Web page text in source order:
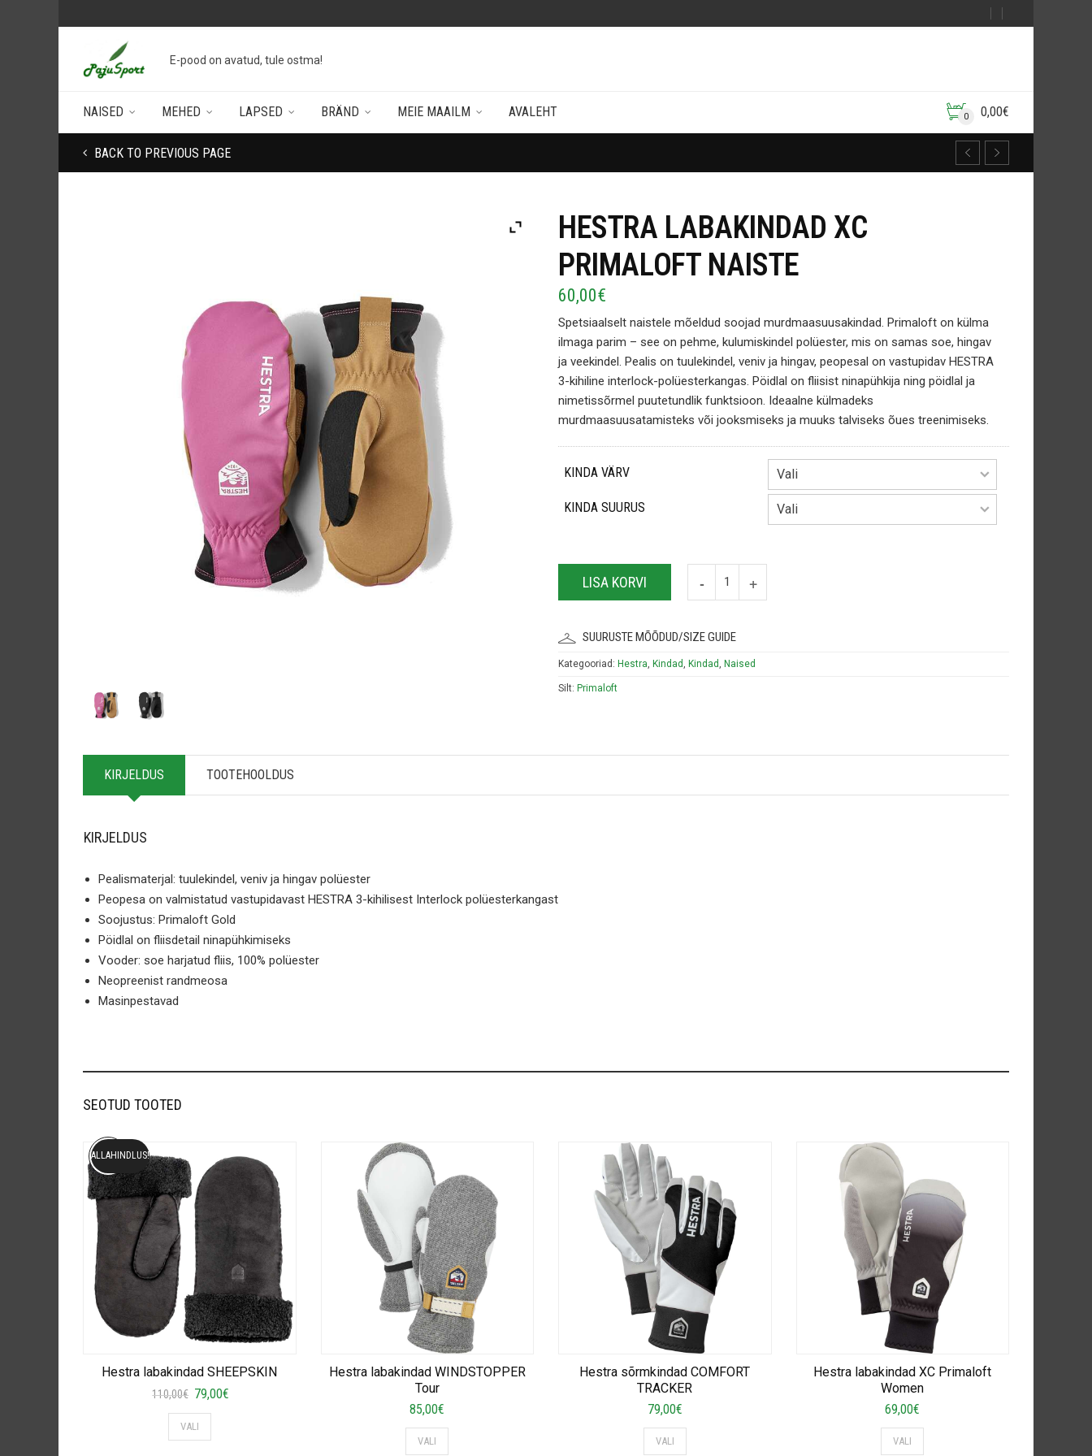
E-pood on avatud, tule ostma!
NAISED MEHED LAPSED BRÄND MEIE MAAILM AVALEHT 0 0,00€
BACK TO PREVIOUS PAGE
HESTRA LABAKINDAD XC
PRIMALOFT NAISTE
60,00€
Spetsiaalselt naistele mõeldud soojad murdmaasuusakindad. Primaloft on külma
ilmaga parim – see on pehme, kulumiskindel polüester, mis on samas soe, hingav
ja veekindel. Pealis on tuulekindel, veniv ja hingav, peopesal on vastupidav HESTRA
3-kihiline interlock-polüesterkangas. Pöidlal on fliisist ninapühkija ning pöidlal ja
nimetissõrmel puutetundlik funktsioon. Ideaalne külmadeks
murdmaasuusatamisteks või jooksmiseks ja muuks talviseks õues treenimiseks.
KINDA VÄRV
KINDA SUURUS
LISA KORVI
SUURUSTE MÕÕDUD/SIZE GUIDE
Kategooriad: Hestra, Kindad, Kindad, Naised
Silt: Primaloft
KIRJELDUS TOOTEHOOLDUS
KIRJELDUS
Pealismaterjal: tuulekindel, veniv ja hingav polüester
Peopesa on valmistatud vastupidavast HESTRA 3-kihilisest Interlock polüesterkangast
Soojustus: Primaloft Gold
Pöidlal on fliisdetail ninapühkimiseks
Vooder: soe harjatud fliis, 100% polüester
Neopreenist randmeosa
Masinpestavad
SEOTUD TOOTED
Hestra labakindad SHEEPSKIN
110,00€ Algne
hind
oli:
79,00€
ALLAHINDLUS!
VALI
This
Hestra labakindad WINDSTOPPER
Tour
85,00€
VALI
This
Hestra sõrmkindad COMFORT
TRACKER
79,00€
VALI
This
Hestra labakindad XC Primaloft
Women
69,00€
VALI
This